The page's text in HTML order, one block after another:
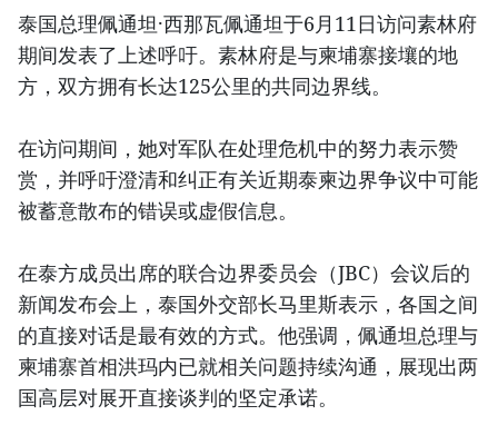
泰国总理佩通坦·西那瓦佩通坦于6月11日访问素林府
期间发表了上述呼吁。素林府是与柬埔寨接壤的地
方，双方拥有长达125公里的共同边界线。
在访问期间，她对军队在处理危机中的努力表示赞
赏，并呼吁澄清和纠正有关近期泰柬边界争议中可能
被蓄意散布的错误或虚假信息。
在泰方成员出席的联合边界委员会（JBC）会议后的
新闻发布会上，泰国外交部长马里斯表示，各国之间
的直接对话是最有效的方式。他强调，佩通坦总理与
柬埔寨首相洪玛内已就相关问题持续沟通，展现出两
国高层对展开直接谈判的坚定承诺。